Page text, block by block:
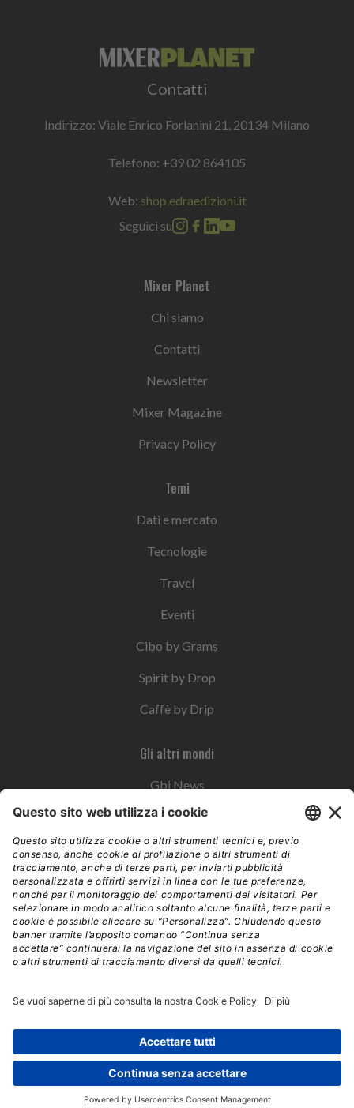
Contatti
Indirizzo: Viale Enrico Forlanini 21, 20134 Milano
Telefono: +39 02 864105
Web: shop.edraedizioni.it
Seguici su
Mixer Planet
Chi siamo
Contatti
Newsletter
Mixer Magazine
Privacy Policy
Temi
Dati e mercato
Tecnologie
Travel
Eventi
Cibo by Grams
Spirit by Drop
Caffè by Drip
Gli altri mondi
Gbi News
Instoremag
Esplora il gruppo
Edra Edizioni
Edizioni LSWR
LSWR Group
Mixer è un prodotto del network Edra Edizioni. Direzione, amministrazione,
redazione, pubblicità | © Copyright 2026 – Tutti i diritti riservati | Partita IVA e C.F.
14392510963